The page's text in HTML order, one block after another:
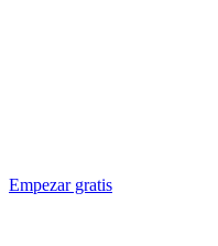
Empezar gratis